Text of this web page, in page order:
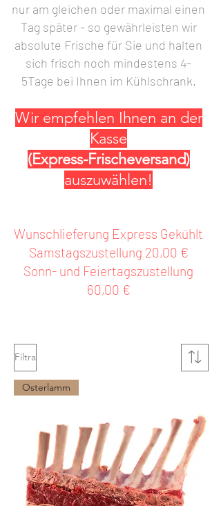
nur am gleichen oder maximal einen
Tag später - so gewährleisten wir
absolute Frische für Sie und halten
sich frisch noch mindestens 4-
5Tage bei Ihnen im Kühlschrank.
Wir empfehlen Ihnen an der
Kasse
(Express-Frischeversand)
auszuwählen!
Wunschlieferung Express Gekühlt
Samstagszustellung 20,00 €
Sonn- und Feiertagszustellung
60,00 €
Filtra
Osterlamm